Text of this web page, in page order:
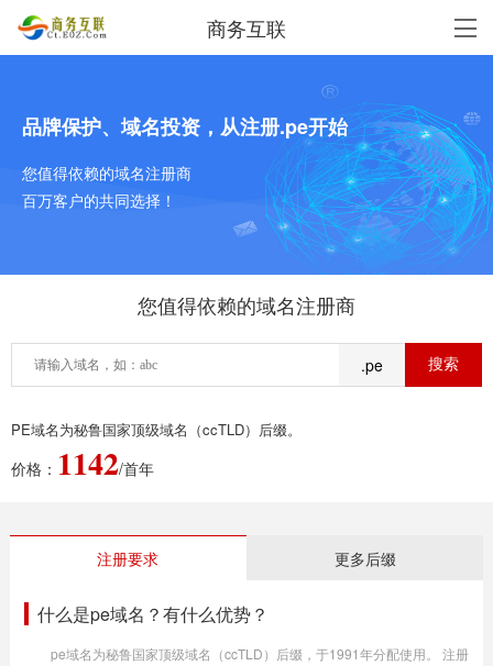
商务互联
品牌保护、域名投资，从注册.pe开始
您值得依赖的域名注册商
百万客户的共同选择！
您值得依赖的域名注册商
.pe
PE域名为秘鲁国家顶级域名（ccTLD）后缀。
价格： 1142/首年
注册要求 更多后缀
什么是pe域名？有什么优势？
pe域名为秘鲁国家顶级域名（ccTLD）后缀，于1991年分配使用。 注册